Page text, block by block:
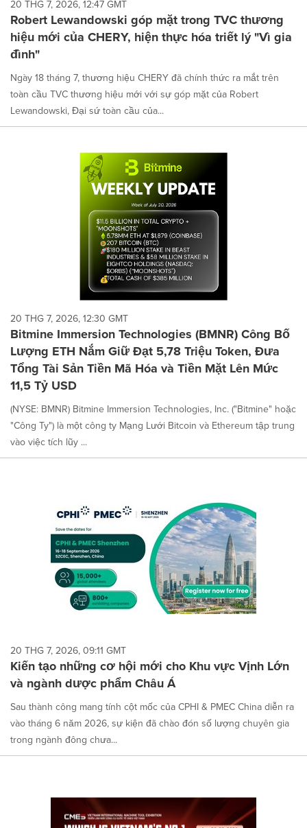
20 THG 7, 2026, 12:47 GMT
Robert Lewandowski góp mặt trong TVC thương
hiệu mới của CHERY, hiện thực hóa triết lý "Vì gia
đình"
Ngày 18 tháng 7, thương hiệu CHERY đã chính thức ra mắt trên
toàn cầu TVC thương hiệu mới với sự góp mặt của Robert
Lewandowski, Đại sứ toàn cầu của...
20 THG 7, 2026, 12:30 GMT
Bitmine Immersion Technologies (BMNR) Công Bố
Lượng ETH Nắm Giữ Đạt 5,78 Triệu Token, Đưa
Tổng Tài Sản Tiền Mã Hóa và Tiền Mặt Lên Mức
11,5 Tỷ USD
(NYSE: BMNR) Bitmine Immersion Technologies, Inc. ("Bitmine" hoặc
"Công Ty") là một công ty Mạng Lưới Bitcoin và Ethereum tập trung
vào việc tích lũy ...
20 THG 7, 2026, 09:11 GMT
Kiến tạo những cơ hội mới cho Khu vực Vịnh Lớn
và ngành dược phẩm Châu Á
Sau thành công mang tính cột mốc của CPHI & PMEC China diễn ra
vào tháng 6 năm 2026, sự kiện đã chào đón số lượng chuyên gia
trong ngành đông chưa...